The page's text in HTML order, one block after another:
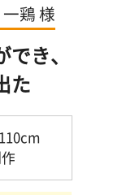
鶏 様
き、
た